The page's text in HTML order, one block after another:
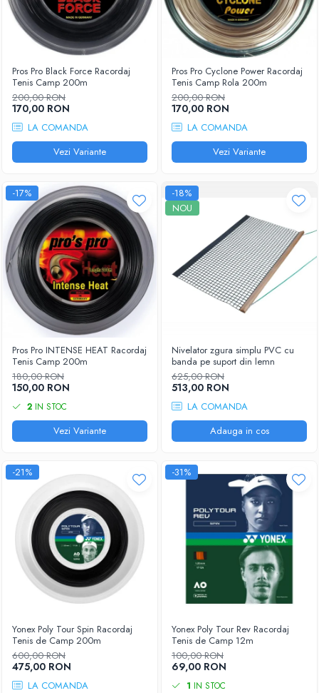
Pros Pro Black Force Racordaj
Tenis Camp 200m
200,00 RON
170,00 RON
LA COMANDA
Vezi Variante
Pros Pro Cyclone Power Racordaj
Tenis Camp Rola 200m
200,00 RON
170,00 RON
LA COMANDA
Vezi Variante
-17%
Pros Pro INTENSE HEAT Racordaj
Tenis Camp 200m
180,00 RON
150,00 RON
2 IN STOC
Vezi Variante
-18%
NOU
Nivelator zgura simplu PVC cu
banda pe suport din lemn
625,00 RON
513,00 RON
LA COMANDA
Adauga in cos
-21%
Yonex Poly Tour Spin Racordaj
Tenis de Camp 200m
600,00 RON
475,00 RON
LA COMANDA
-31%
Yonex Poly Tour Rev Racordaj
Tenis de Camp 12m
100,00 RON
69,00 RON
1 IN STOC